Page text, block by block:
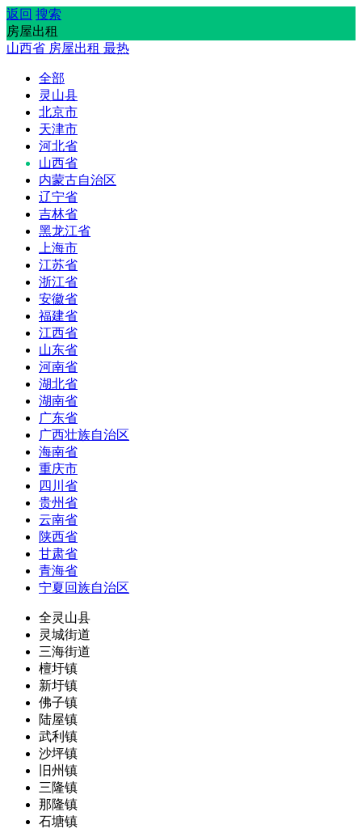
返回 搜索
房屋出租
山西省 房屋出租 最热
全部
灵山县
北京市
天津市
河北省
山西省
内蒙古自治区
辽宁省
吉林省
黑龙江省
上海市
江苏省
浙江省
安徽省
福建省
江西省
山东省
河南省
湖北省
湖南省
广东省
广西壮族自治区
海南省
重庆市
四川省
贵州省
云南省
陕西省
甘肃省
青海省
宁夏回族自治区
全灵山县
灵城街道
三海街道
檀圩镇
新圩镇
佛子镇
陆屋镇
武利镇
沙坪镇
旧州镇
三隆镇
那隆镇
石塘镇